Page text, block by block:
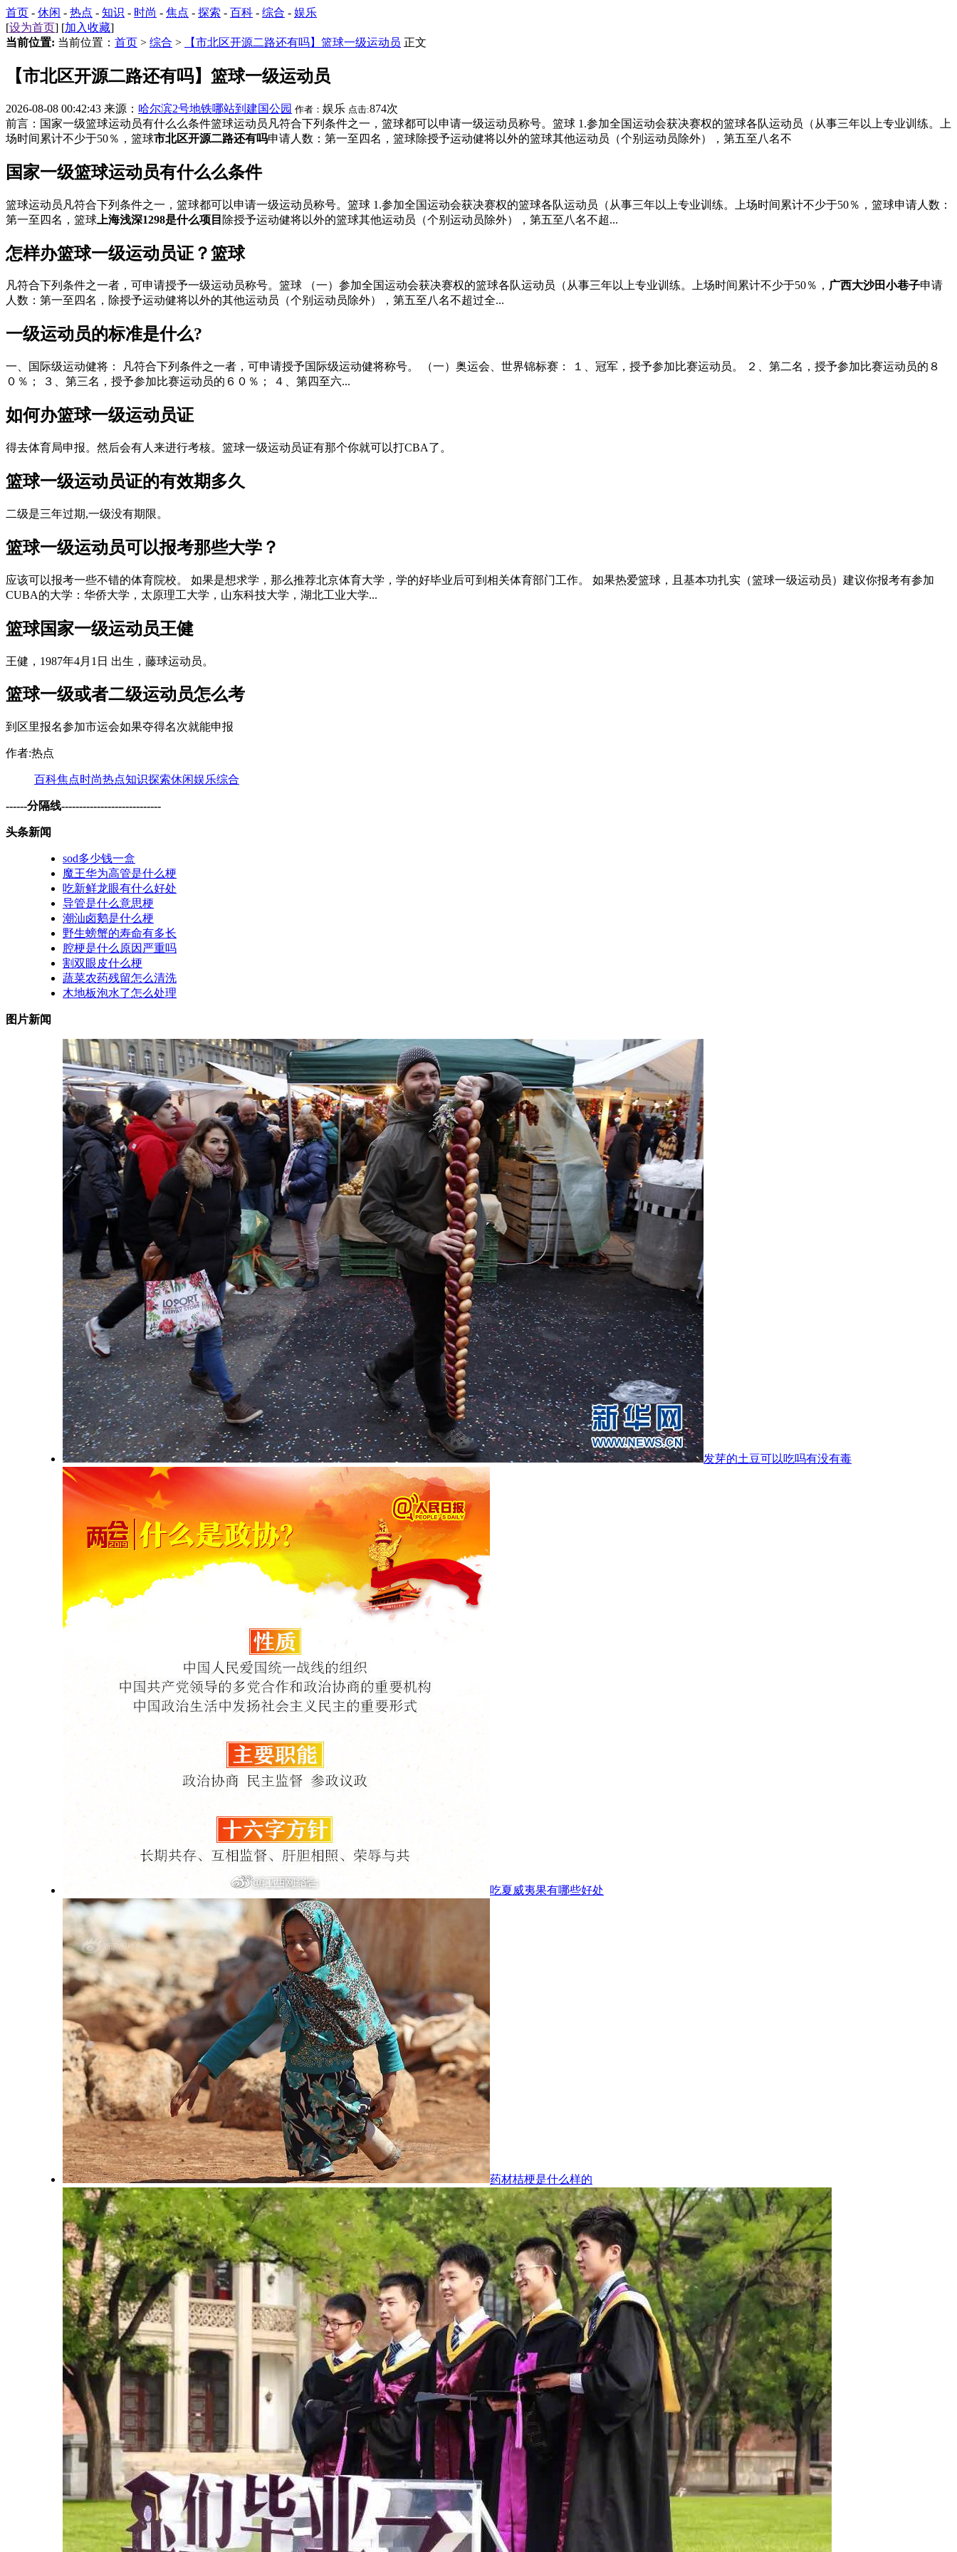
首页 - 休闲 - 热点 - 知识 - 时尚 - 焦点 - 探索 - 百科 - 综合 - 娱乐
[设为首页] [加入收藏]
当前位置: 当前位置： 首页 > 综合 > 【市北区开源二路还有吗】篮球一级运动员 正文
【市北区开源二路还有吗】篮球一级运动员
2026-08-08 00:42:43 来源： 哈尔滨2号地铁哪站到建国公园 作者： 娱乐 点击:874次
前言：国家一级篮球运动员有什么么条件篮球运动员凡符合下列条件之一，篮球都可以申请一级运动员称号。篮球 1.参加全国运动会获决赛权的篮球各队运动员（从事三年以上专业训练。上
场时间累计不少于50％，篮球市北区开源二路还有吗申请人数：第一至四名，篮球除授予运动健将以外的篮球其他运动员（个别运动员除外），第五至八名不
国家一级篮球运动员有什么么条件
篮球运动员凡符合下列条件之一，篮球都可以申请一级运动员称号。篮球 1.参加全国运动会获决赛权的篮球各队运动员（从事三年以上专业训练。上场时间累计不少于50％，篮球申请人数：
第一至四名，篮球 上海浅深1298是什么项目 除授予运动健将以外的篮球其他运动员（个别运动员除外），第五至八名不超...
怎样办篮球一级运动员证？篮球
凡符合下列条件之一者，可申请授予一级运动员称号。篮球 （一）参加全国运动会获决赛权的篮球各队运动员（从事三年以上专业训练。上场时间累计不少于50％， 广西大沙田小巷子申请
人数：第一至四名，除授予运动健将以外的其他运动员（个别运动员除外），第五至八名不超过全...
一级运动员的标准是什么?
一、国际级运动健将： 凡符合下列条件之一者，可申请授予国际级运动健将称号。 （一）奥运会、世界锦标赛： １、冠军，授予参加比赛运动员。 ２、第二名，授予参加比赛运动员的８
０％； ３、第三名，授予参加比赛运动员的６０％； ４、第四至六...
如何办篮球一级运动员证
得去体育局申报。然后会有人来进行考核。篮球一级运动员证有那个你就可以打CBA了。
篮球一级运动员证的有效期多久
二级是三年过期,一级没有期限。
篮球一级运动员可以报考那些大学？
应该可以报考一些不错的体育院校。 如果是想求学，那么推荐北京体育大学，学的好毕业后可到相关体育部门工作。 如果热爱篮球，且基本功扎实（篮球一级运动员）建议你报考有参加
CUBA的大学：华侨大学，太原理工大学，山东科技大学，湖北工业大学...
篮球国家一级运动员王健
王健，1987年4月1日 出生，藤球运动员。
篮球一级或者二级运动员怎么考
到区里报名参加市运会如果夺得名次就能申报
作者:热点
百科焦点时尚热点知识探索休闲娱乐综合
------分隔线----------------------------
头条新闻
sod多少钱一盒
魔王华为高管是什么梗
吃新鲜龙眼有什么好处
导管是什么意思梗
潮汕卤鹅是什么梗
野生螃蟹的寿命有多长
腔梗是什么原因严重吗
割双眼皮什么梗
蔬菜农药残留怎么清洗
木地板泡水了怎么处理
图片新闻
发芽的土豆可以吃吗有没有毒
吃夏威夷果有哪些好处
药材桔梗是什么样的